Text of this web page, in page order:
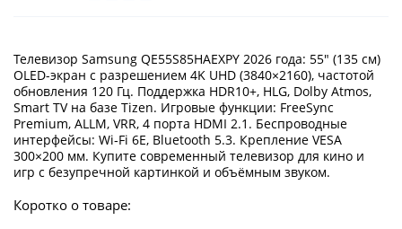
Телевизор Samsung QE55S85HAEXPY 2026 года: 55″ (135 см)
OLED-экран с разрешением 4K UHD (3840×2160), частотой
обновления 120 Гц. Поддержка HDR10+, HLG, Dolby Atmos,
Smart TV на базе Tizen. Игровые функции: FreeSync
Premium, ALLM, VRR, 4 порта HDMI 2.1. Беспроводные
интерфейсы: Wi‑Fi 6E, Bluetooth 5.3. Крепление VESA
300×200 мм. Купите современный телевизор для кино и
игр с безупречной картинкой и объёмным звуком.
Коротко о товаре: